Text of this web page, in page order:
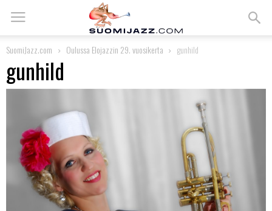
SuomiJazz.com Oulussa Elojazzin 29. vuosikerta gunhild
gunhild